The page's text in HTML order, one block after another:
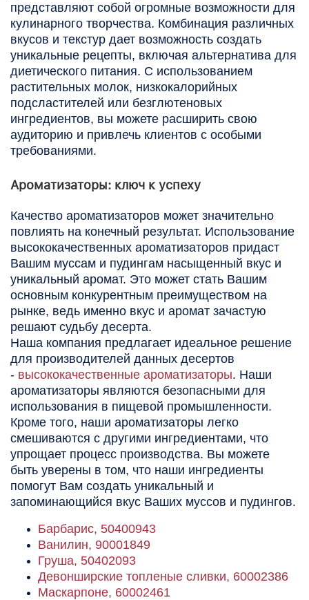
представляют собой огромные возможности для
кулинарного творчества. Комбинация различных
вкусов и текстур дает возможность создать
уникальные рецепты, включая альтернатива для
диетического питания. С использованием
растительных молок, низкокалорийных
подсластителей или безглютеновых
ингредиентов, вы можете расширить свою
аудиторию и привлечь клиентов с особыми
требованиями.
Ароматизаторы: ключ к успеху
Качество ароматизаторов может значительно
повлиять на конечный результат. Использование
высококачественных ароматизаторов придаст
Вашим муссам и пудингам насыщенный вкус и
уникальный аромат. Это может стать Вашим
основным конкурентным преимуществом на
рынке, ведь именно вкус и аромат зачастую
решают судьбу десерта.
Наша компания предлагает идеальное решение
для производителей данных десертов
- высококачественные ароматизаторы. Наши
ароматизаторы являются безопасными для
использования в пищевой промышленности.
Кроме того, наши ароматизаторы легко
смешиваются с другими ингредиентами, что
упрощает процесс производства. Вы можете
быть уверены в том, что наши ингредиенты
помогут Вам создать уникальный и
запоминающийся вкус Ваших муссов и пудингов.
Барбарис, 50400943
Ванилин, 90001849
Груша, 50402093
Девонширские топленые сливки, 60002386
Маскарпоне, 60002461